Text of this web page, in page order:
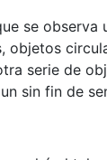
se
objetos
serie de
sin fin de